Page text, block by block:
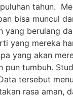
tahun.
bisa muncul
berulang
yang mereka
yang akan
tumbuh.
tersebut
rasa aman,